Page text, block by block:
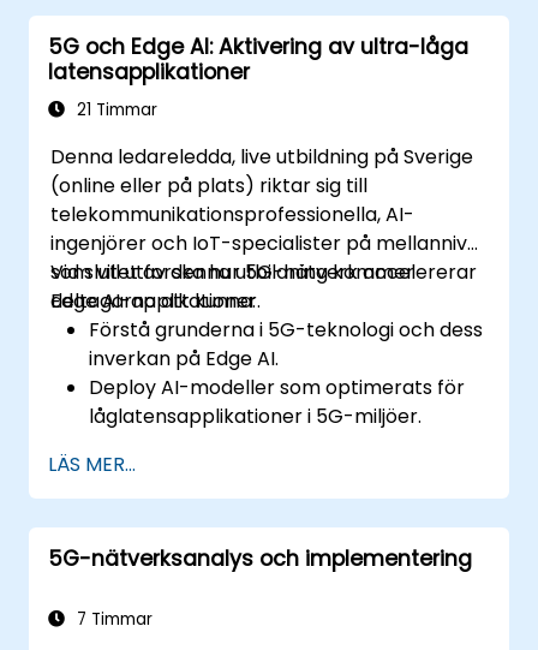
5G och Edge AI: Aktivering av ultra-låga
latensapplikationer
21 Timmar
Denna ledareledda, live utbildning på Sverige
(online eller på plats) riktar sig till
telekommunikationsprofessionella, AI-
ingenjörer och IoT-specialister på mellannivå
som vill utforska hur 5G-nätverk accelererar
Edge AI-applikationer.
Vid slutet av denna utbildning kommer
deltagarna att kunna:
Förstå grunderna i 5G-teknologi och dess
inverkan på Edge AI.
Deploy AI-modeller som optimerats för
låglatensapplikationer i 5G-miljöer.
realtidsbeslutsfattande med hjälp av
Edge AI och 5G-konnektivitet.
Optimerar AI-arbetsbelastningar för
effektiv prestanda på kantenheter.
LÄS MER...
5G-nätverksanalys och implementering
7 Timmar